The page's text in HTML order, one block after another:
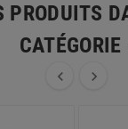
PRODUITS
CATÉGORIE
 